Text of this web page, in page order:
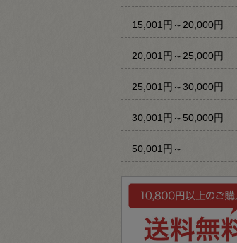
15,001円～20,000円
20,001円～25,000円
25,001円～30,000円
30,001円～50,000円
50,001円～